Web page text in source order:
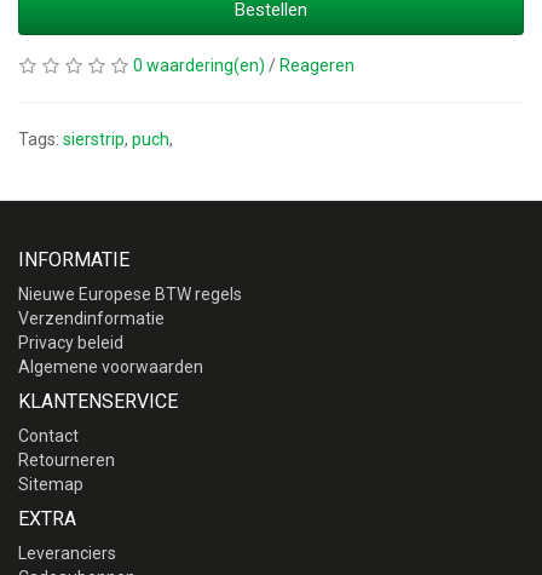
Bestellen
0 waardering(en) / Reageren
Tags: sierstrip, puch,
INFORMATIE
Nieuwe Europese BTW regels
Verzendinformatie
Privacy beleid
Algemene voorwaarden
KLANTENSERVICE
Contact
Retourneren
Sitemap
EXTRA
Leveranciers